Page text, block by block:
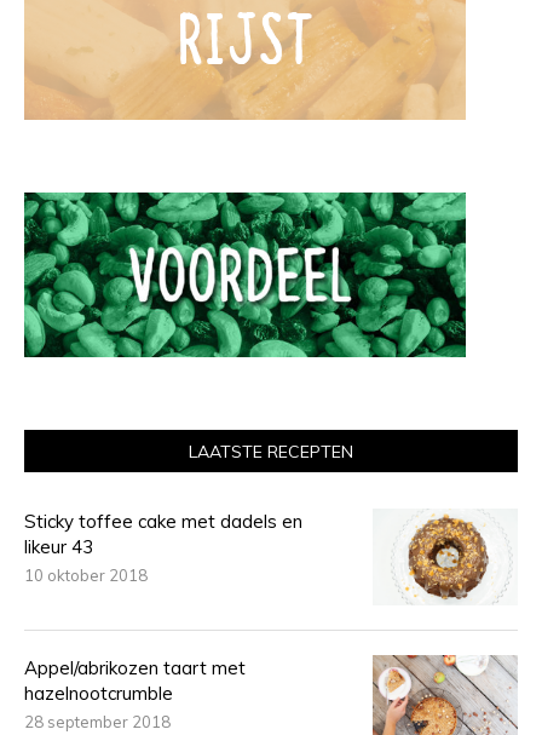
LAATSTE RECEPTEN
Sticky toffee cake met dadels en
likeur 43
10 oktober 2018
Appel/abrikozen taart met
hazelnootcrumble
28 september 2018